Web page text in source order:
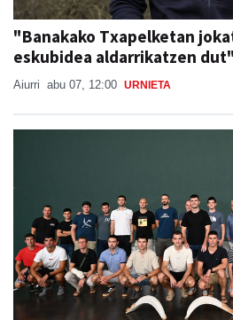
"Banakako Txapelketan
eskubidea aldarrikatzen dut"
Aiurri abu 07, 12:00 URNIETA